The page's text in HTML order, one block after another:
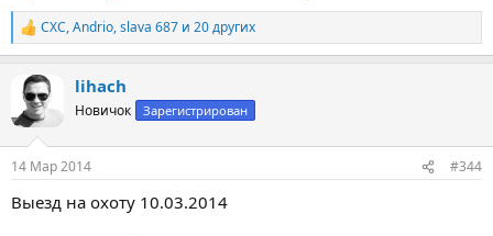
Р
е
к
ц
и
СХС,Andrio,slava 687 и 20 других
lihach
Новичок Зарегистрирован
14 Мар 2014 #344
Выезд на охоту 10.03.2014